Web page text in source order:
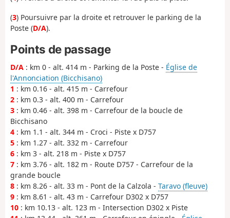
(3) Poursuivre par la droite et retrouver le parking de la
Poste (D/A).
Points de passage
D/A : km 0 - alt. 414 m - Parking de la Poste - Église de
l'Annonciation (Bicchisano)
1 : km 0.16 - alt. 415 m - Carrefour
2 : km 0.3 - alt. 400 m - Carrefour
3 : km 0.46 - alt. 398 m - Carrefour de la boucle de
Bicchisano
4 : km 1.1 - alt. 344 m - Croci - Piste x D757
5 : km 1.27 - alt. 332 m - Carrefour
6 : km 3 - alt. 218 m - Piste x D757
7 : km 3.76 - alt. 182 m - Route D757 - Carrefour de la
grande boucle
8 : km 8.26 - alt. 33 m - Pont de la Calzola - Taravo (fleuve)
9 : km 8.61 - alt. 43 m - Carrefour D302 x D757
10 : km 10.13 - alt. 123 m - Intersection D302 x Piste